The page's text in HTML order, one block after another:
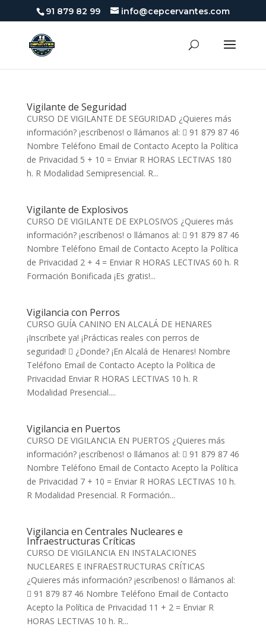
91 879 82 99 info@cepcervantes.com
Vigilante de Seguridad
CURSO DE VIGILANTE DE SEGURIDAD ¿Quieres más
información? ¡escríbenos! o llámanos al:  91 879 87 46
Nombre Teléfono Email de Contacto Acepto la Política
de Privacidad 5 + 10 = Enviar R HORAS LECTIVAS 180
h. R Modalidad Semipresencial. R...
Vigilante de Explosivos
CURSO DE VIGILANTE DE EXPLOSIVOS ¿Quieres más
información? ¡escríbenos! o llámanos al:  91 879 87 46
Nombre Teléfono Email de Contacto Acepto la Política
de Privacidad 2 + 4 = Enviar R HORAS LECTIVAS 60 h. R
Formación Bonificada ¡Es gratis!...
Vigilancia con Perros
CURSO GUÍA CANINO EN ALCALÁ DE HENARES
¡Inscríbete ya! ¡Prácticas reales con perros de
seguridad!  ¿Donde? ¡En Alcalá de Henares! Nombre
Teléfono Email de Contacto Acepto la Política de
Privacidad Enviar R HORAS LECTIVAS 10 h. R
Modalidad Presencial....
Vigilancia en Puertos
CURSO DE VIGILANCIA EN PUERTOS ¿Quieres más
información? ¡escríbenos! o llámanos al:  91 879 87 46
Nombre Teléfono Email de Contacto Acepto la Política
de Privacidad 7 + 10 = Enviar R HORAS LECTIVAS 10 h.
R Modalidad Presencial. R Formación...
Vigilancia en Centrales Nucleares e
Infraestructuras Críticas
CURSO DE VIGILANCIA EN INSTALACIONES
NUCLEARES E INFRAESTRUCTURAS CRÍTICAS
¿Quieres más información? ¡escríbenos! o llámanos al:
 91 879 87 46 Nombre Teléfono Email de Contacto
Acepto la Política de Privacidad 11 + 2 = Enviar R
HORAS LECTIVAS 10 h. R...